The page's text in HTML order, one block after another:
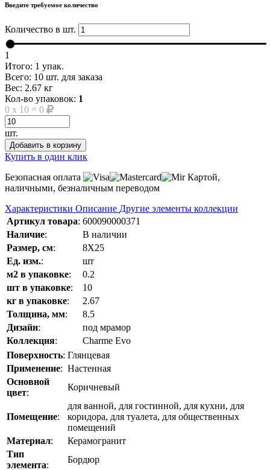
Введите требуемое количество
Количество в шт.
1
Итого: 1 упак.
Всего: 10 шт. для заказа
Вес: 2.67 кг
Кол-во упаковок: 1
0 x 10 = 0
шт.
Добавить в корзину
Купить в один клик
Безопасная оплата
Картой,
наличными, безналичным переводом
Характеристики Описание Другие элементы коллекции
Артикул товара: 600090000371
Наличие:
В наличии
Размер, см:
8Х25
Ед. изм.:
шт
м2 в упаковке:
0.2
шт в упаковке:
10
кг в упаковке:
2.67
Толщина, мм:
8.5
Дизайн:
под мрамор
Коллекция:
Charme Evo
Поверхность: Глянцевая
Применение: Настенная
Основной
цвет:
Коричневый
Помещение:
для ванной, для гостинной, для кухни, для
коридора, для туалета, для общественных
помещений
Материал:
Керамогранит
Тип
элемента:
Бордюр